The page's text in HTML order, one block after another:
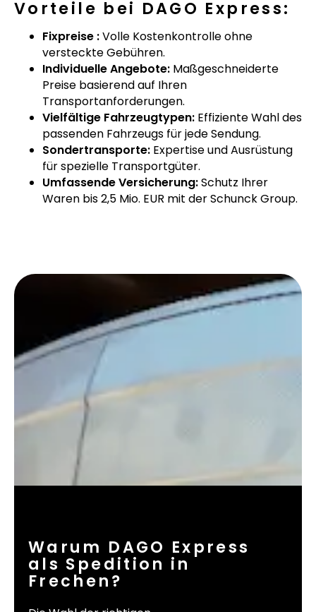
Vorteile bei DAGO Express:
Fixpreise :Volle Kostenkontrolle ohne
versteckte Gebühren.
Individuelle Angebote: Maßgeschneiderte
Preise basierend auf Ihren
Transportanforderungen.
Vielfältige Fahrzeugtypen: Effiziente Wahl des
passenden Fahrzeugs für jede Sendung.
Sondertransporte: Expertise und Ausrüstung
für spezielle Transportgüter.
Umfassende Versicherung:Schutz Ihrer
Waren bis 2,5 Mio. EUR mit der Schunck Group.
Warum DAGO Express
als Spedition in
Frechen?